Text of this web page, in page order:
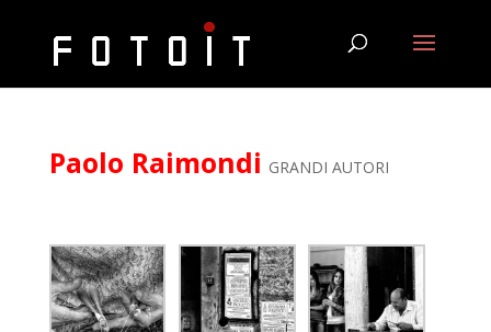
Paolo Raimondi GRANDI AUTORI